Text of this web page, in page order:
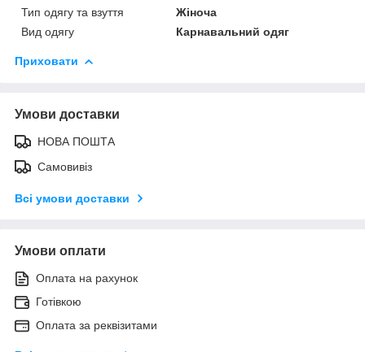
Тип одягу та взуття
Жіноча
Вид одягу
Карнавальний одяг
Приховати
Умови доставки
НОВА ПОШТА
Самовивіз
Всі умови доставки
Умови оплати
Оплата на рахунок
Готівкою
Оплата за реквізитами